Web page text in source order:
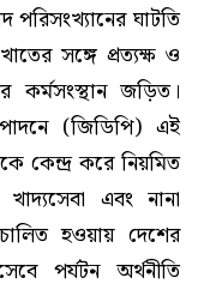
পরিসংখ্যানের ঘাটতি
সঙ্গে প্রত্যক্ষ ও
কর্মসংস্থান জড়িত।
(জিডিপি) এই
কেন্দ্র করে নিয়মিত
এবং নানা
হওয়ায় দেশের
পর্যটন অর্থনীতি